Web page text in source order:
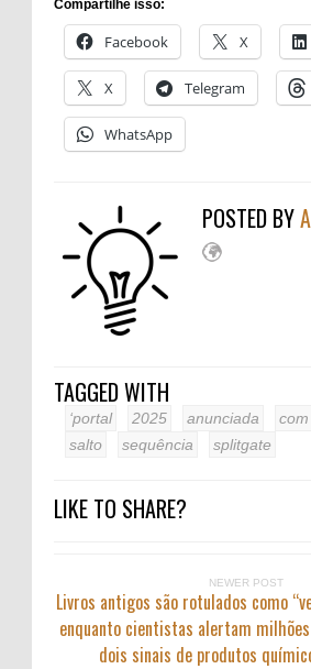
Compartilhe isso:
Facebook X
X Telegram
WhatsApp
POSTED BY
TAGGED WITH
‘portal 2025 anunciada com
salto
sequência splitgate
LIKE TO SHARE?
NEWER POST
Livros antigos são rotulados como
enquanto cientistas alertam
dois sinais de produtos